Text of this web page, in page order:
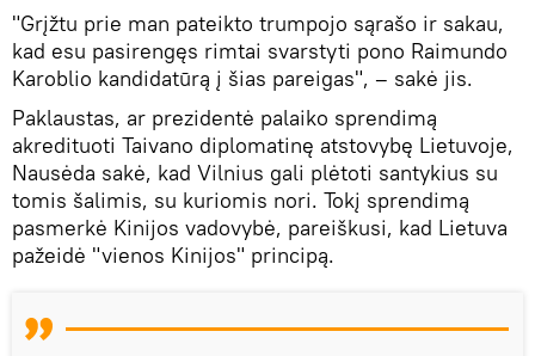
"Grįžtu prie man pateikto trumpojo sąrašo ir sakau,
kad esu pasirengęs rimtai svarstyti pono Raimundo
Karoblio kandidatūrą į šias pareigas", – sakė jis.
Paklaustas, ar prezidentė palaiko sprendimą
akredituoti Taivano diplomatinę atstovybę Lietuvoje,
Nausėda sakė, kad Vilnius gali plėtoti santykius su
tomis šalimis, su kuriomis nori. Tokį sprendimą
pasmerkė Kinijos vadovybė, pareiškusi, kad Lietuva
pažeidė "vienos Kinijos" principą.